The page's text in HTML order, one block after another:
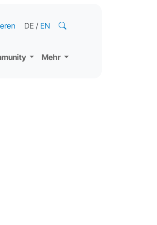
Mehr
DE / EN